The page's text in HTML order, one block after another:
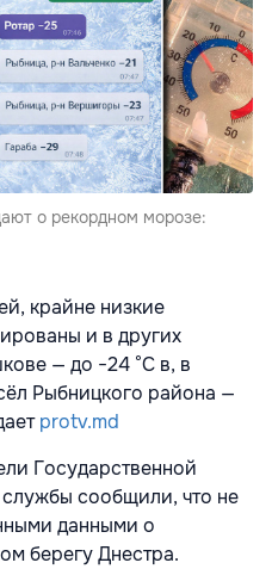
о рекордном морозе:
крайне низкие
и в других
— до −24 °С в, в
Рыбницкого района —
protv.md
Государственной
сообщили, что не
данными о
берегу Днестра.